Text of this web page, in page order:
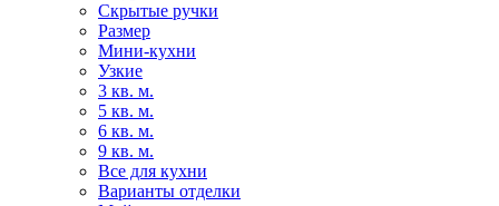
Скрытые ручки
Размер
Мини-кухни
Узкие
3 кв. м.
5 кв. м.
6 кв. м.
9 кв. м.
Все для кухни
Варианты отделки